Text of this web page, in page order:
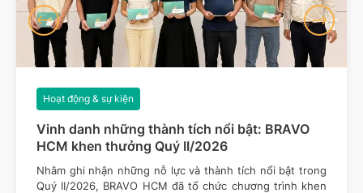
Vinh danh những thành tích nổi bật: BRAVO
HCM khen thưởng Quý II/2026
Hoạt động & sự kiện
Nhằm ghi nhận những nỗ lực và thành tích nổi bật trong
Quý II/2026, BRAVO HCM đã tổ chức chương trình khen